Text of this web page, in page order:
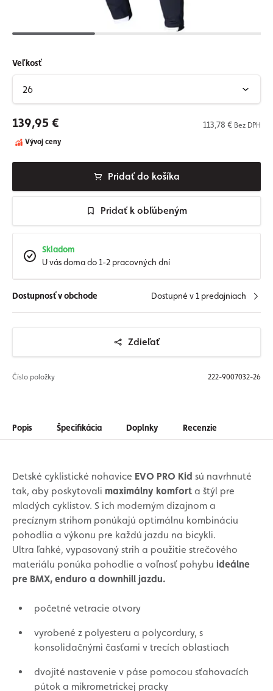
Veľkosť
139,95 € 113,78 € Bez DPH
Vývoj ceny
Pridať do košíka
Pridať k obľúbeným
Skladom
U vás doma do 1-2 pracovných dní
Dostupnosť v obchode Dostupné v 1 predajniach
Zdieľať
Číslo položky 222-9007032-26
Popis Špecifikácia Doplnky Recenzie
Detské cyklistické nohavice EVO PRO Kid sú navrhnuté
tak, aby poskytovali maximálny komfort a štýl pre
mladých cyklistov. S ich moderným dizajnom a
precíznym strihom ponúkajú optimálnu kombináciu
pohodlia a výkonu pre každú jazdu na bicykli.
Ultra ľahké, vypasovaný strih a použitie strečového
materiálu ponúka pohodlie a voľnosť pohybu ideálne
pre BMX, enduro a downhill jazdu.
početné vetracie otvory
vyrobené z polyesteru a polycordury, s
konsolidačnými časťami v trecích oblastiach
dvojité nastavenie v páse pomocou sťahovacích
pútok a mikrometrickej pracky